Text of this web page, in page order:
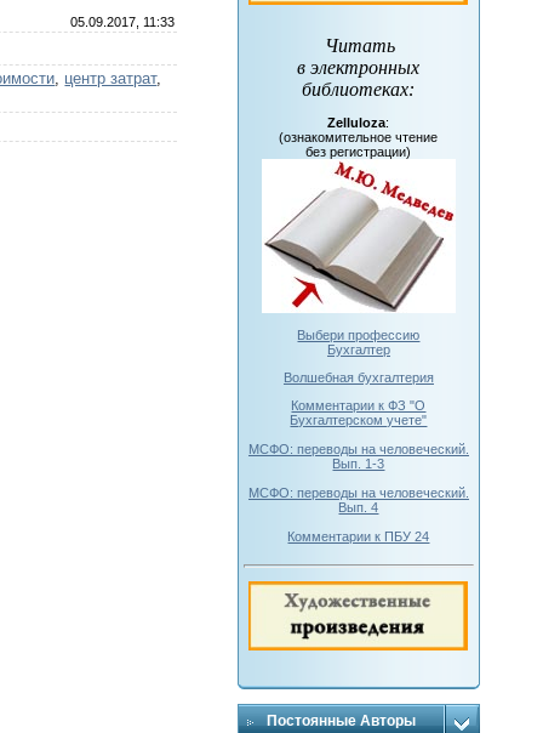
05.09.2017, 11:33
, центр затрат,
Читать
в электронных
библиотеках:
Zelluloza:
(ознакомительное чтение
без регистрации)
Выбери профессию
Бухгалтер
Волшебная бухгалтерия
Комментарии к ФЗ "О
Бухгалтерском учете"
МСФО: переводы на человеческий.
Вып. 1-3
МСФО: переводы на человеческий.
Вып. 4
Комментарии к ПБУ 24
Постоянные Авторы